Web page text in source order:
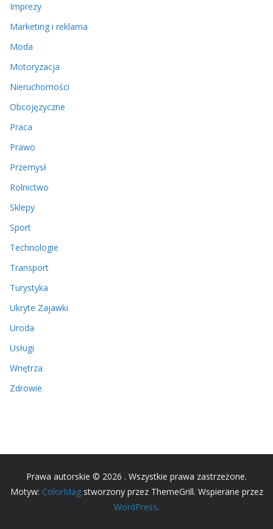
Imprezy
Marketing i reklama
Moda
Motoryzacja
Nieruchomości
Obcojęzyczne
Praca
Prawo
Przemysł
Rolnictwo
Sklepy
Sport
Technologie
Transport
Turystyka
Ukryte Zajawki
Uroda
Usługi
Wnętrza
Zdrowie
Prawa autorskie © 2026 . Wszystkie prawa zastrzeżone.
Motyw: ColorMagstworzony przez ThemeGrill. Wspierane przez
WordPress.